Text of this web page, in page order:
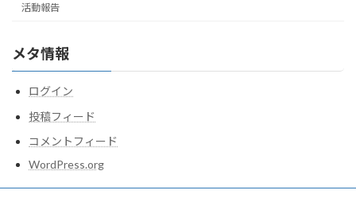
活動報告
メタ情報
ログイン
投稿フィード
コメントフィード
WordPress.org